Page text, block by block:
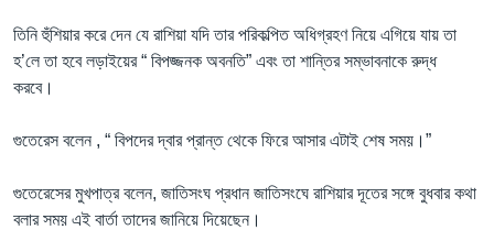
তিনি হুঁশিয়ার করে দেন যে রাশিয়া যদি তার পরিকল্পিত অধিগ্রহণ নিয়ে এগিয়ে যায় তা
হ’লে তা হবে লড়াইয়ের “ বিপজ্জনক অবনতি” এবং তা শান্তির সম্ভাবনাকে রুদ্ধ
করবে।
গুতেরেস বলেন , “ বিপদের দ্বার প্রান্ত থেকে ফিরে আসার এটাই শেষ সময়।”
গুতেরেসের মুখপাত্র বলেন, জাতিসংঘ প্রধান জাতিসংঘে রাশিয়ার দূতের সঙ্গে বুধবার কথা
বলার সময় এই বার্তা তাদের জানিয়ে দিয়েছেন।